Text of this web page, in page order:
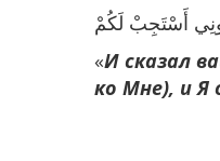
أَسْتَجِبْ لَكُمْ
«И сказал
ко Мне), и Я